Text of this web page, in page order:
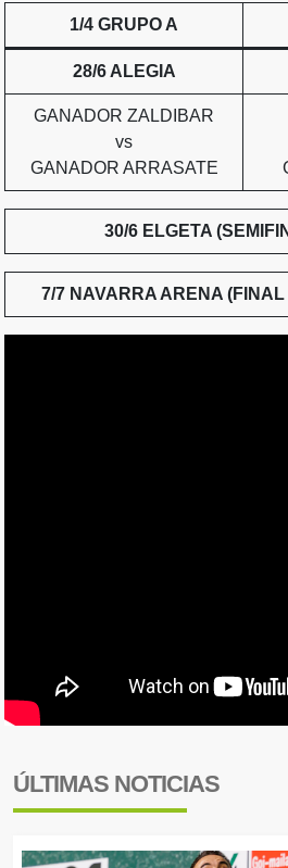
1/4 GRUPO A
28/6 ALEGIA
GANADOR ZALDIBAR
vs
GANADOR ARRASATE
30/6 ELGETA
7/7 NAVARRA ARENA
ÚLTIMAS NOTICIAS